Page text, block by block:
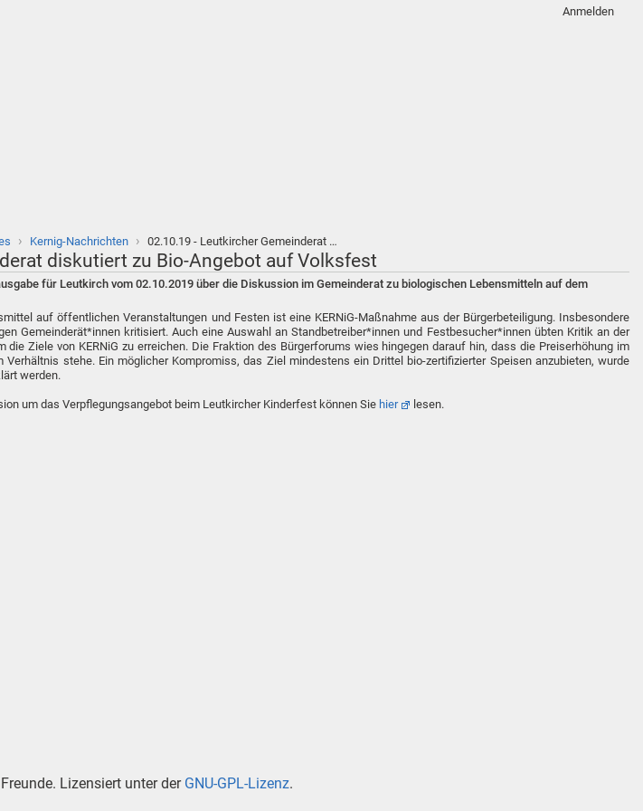
Anmelden
› Kernig-Nachrichten › 02.10.19 - Leutkircher Gemeinderat …
diskutiert zu Bio-Angebot auf Volksfest
für Leutkirch vom 02.10.2019 über die Diskussion im Gemeinderat zu biologischen Lebensmitteln auf dem
auf öffentlichen Veranstaltungen und Festen ist eine KERNiG-Maßnahme aus der Bürgerbeteiligung. Insbesondere
Gemeinderät*innen kritisiert. Auch eine Auswahl an Standbetreiber*innen und Festbesucher*innen übten Kritik an der
Ziele von KERNiG zu erreichen. Die Fraktion des Bürgerforums wies hingegen darauf hin, dass die Preiserhöhung im
stehe. Ein möglicher Kompromiss, das Ziel mindestens ein Drittel bio-zertifizierter Speisen anzubieten, wurde
werden.
um das Verpflegungsangebot beim Leutkircher Kinderfest können Sie hier lesen.
Lizensiert unter der GNU-GPL-Lizenz.